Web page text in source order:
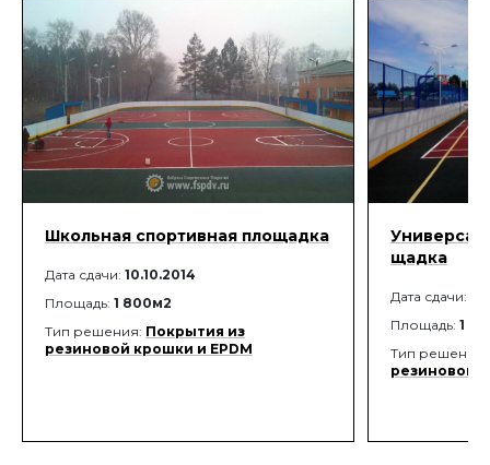
Школьная спортивная площадка
Дата сдачи: 10.10.2014
Площадь: 1 800м2
Тип решения: Покрытия из
резиновой крошки и EPDM
щадка
Дата сдачи:
Площадь: 1
Тип решения:
резиновой